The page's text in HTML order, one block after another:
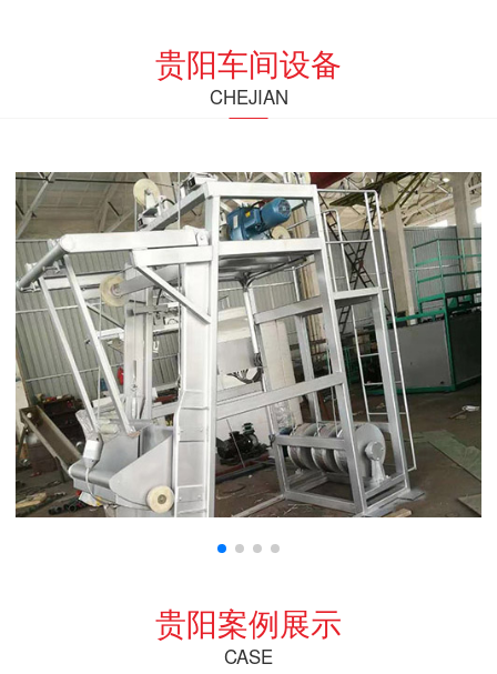
贵阳车间设备
CHEJIAN
贵阳案例展示
CASE